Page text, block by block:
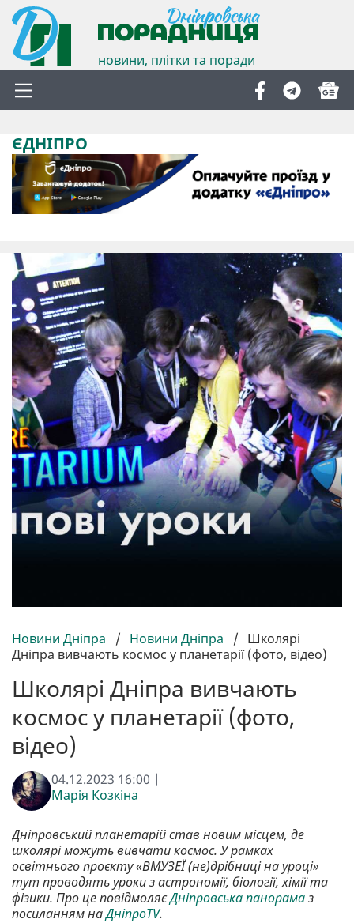
новини, плітки та поради
ЄДНІПРО
Новини Дніпра / Новини Дніпра / Школярі
Дніпра вивчають космос у планетарії (фото, відео)
Школярі Дніпра вивчають
космос у планетарії (фото,
відео)
04.12.2023 16:00 |
Марія Козкіна
Дніпровський планетарій став новим місцем, де
школярі можуть вивчати космос. У рамках
освітнього проєкту «ВМУЗЕЇ (не)дрібниці на уроці»
тут проводять уроки з астрономії, біології, хімії та
фізики. Про це повідмоляєДніпровська панорамаз
посиланням наДніпроTV.